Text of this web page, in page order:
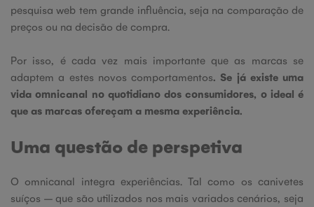
pesquisa web tem grande influência, seja na comparação de
preços ou na decisão de compra.
Por isso, é cada vez mais importante que as marcas se
adaptem a estes novos comportamentos. Se já existe uma
vida omnicanal no quotidiano dos consumidores, o ideal é
que as marcas ofereçam a mesma experiência.
Uma questão de perspetiva
O omnicanal integra experiências. Tal como os canivetes
suíços – que são utilizados nos mais variados cenários, seja